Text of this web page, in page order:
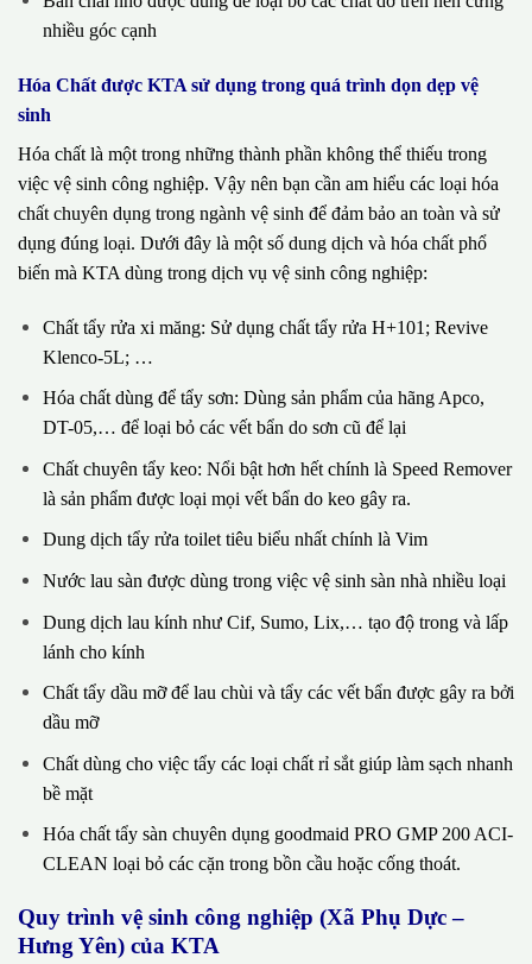
nhiều góc cạnh
Hóa Chất được KTA sử dụng trong quá trình dọn dẹp vệ
sinh
Hóa chất là một trong những thành phần không thể thiếu trong
việc vệ sinh công nghiệp. Vậy nên bạn cần am hiểu các loại hóa
chất chuyên dụng trong ngành vệ sinh để đảm bảo an toàn và sử
dụng đúng loại. Dưới đây là một số dung dịch và hóa chất phổ
biến mà KTA dùng trong dịch vụ vệ sinh công nghiệp:
Chất tẩy rửa xi măng: Sử dụng chất tẩy rửa H+101; Revive
Klenco-5L; …
Hóa chất dùng để tẩy sơn: Dùng sản phẩm của hãng Apco,
DT-05,… để loại bỏ các vết bẩn do sơn cũ để lại
Chất chuyên tẩy keo: Nổi bật hơn hết chính là Speed Remover
là sản phẩm được loại mọi vết bẩn do keo gây ra.
Dung dịch tẩy rửa toilet tiêu biểu nhất chính là Vim
Nước lau sàn được dùng trong việc vệ sinh sàn nhà nhiều loại
Dung dịch lau kính như Cif, Sumo, Lix,… tạo độ trong và lấp
lánh cho kính
Chất tẩy dầu mỡ để lau chùi và tẩy các vết bẩn được gây ra bởi
dầu mỡ
Chất dùng cho việc tẩy các loại chất rỉ sắt giúp làm sạch nhanh
bề mặt
Hóa chất tẩy sàn chuyên dụng goodmaid PRO GMP 200 ACI-
CLEAN loại bỏ các cặn trong bồn cầu hoặc cống thoát.
Quy trình vệ sinh công nghiệp (Xã Phụ Dực –
Hưng Yên) của KTA